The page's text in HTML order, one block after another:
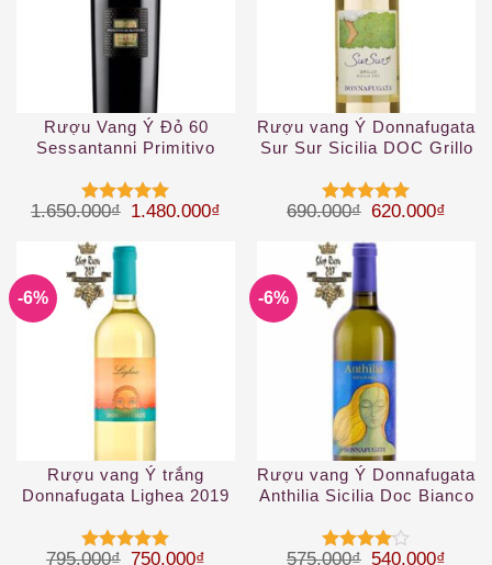
Rượu Vang Ý Đỏ 60
Sessantanni Primitivo
Được xếp
sao
1.650.000₫ Giá gốc là: 1.650.000₫.
1.480.000₫ Giá hiện tại là: 1.480.000₫.
Rượu vang Ý Donnafugata
Sur Sur Sicilia DOC Grillo
Được xếp
sao
690.000₫ Giá gốc là:
620.000₫
-6%
Rượu vang Ý trắng
Donnafugata Lighea 2019
795.000₫ Giá gốc là: 795.000₫.
750.000₫ Giá hiện tại là: 750.000₫.
-6%
Rượu vang Ý Donnafugata
Anthilia Sicilia Doc Bianco
575.000₫ Giá gốc là:
540.000₫